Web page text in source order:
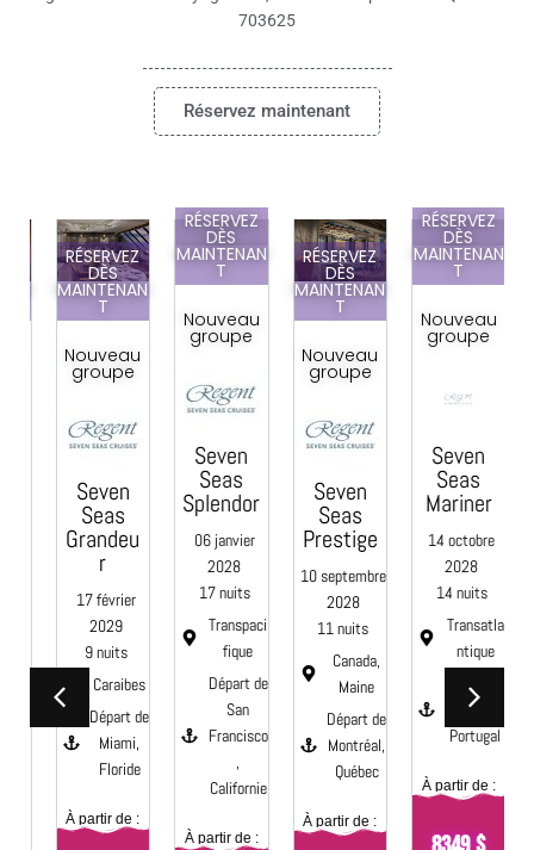
703625
Réservez maintenant
RÉSERVEZ
DÈS
MAINTENAN
Nouveau
groupe
Seven
Seas
Grandeu
17 février
2029
9 nuits
Caraibes
Départ de
Miami,
Floride
À partir de :
RÉSERVEZ
DÈS
MAINTENAN
Nouveau
groupe
Seven
Seas
Splendor
06 janvier
2028
17 nuits
Transpaci
fique
Départ de
San
Francisco
Californie
À partir de :
RÉSERVEZ
DÈS
MAINTENAN
Nouveau
groupe
Seven
Seas
Prestige
10 septembre
2028
11 nuits
Canada,
Maine
Départ de
Montréal,
Québec
À partir de :
RÉSERVEZ
DÈS
MAINTENAN
Nouveau
groupe
Seven
Seas
Mariner
14 octobre
2028
14 nuits
Transatla
ntique
Départ de
Lisbonne,
Portugal
À partir de :